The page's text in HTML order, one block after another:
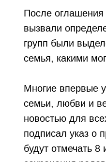
После оглашения
вызвали
групп были
семья, какими
Многие впервые
семьи, любви и
новостью для
подписал указ о
будут отмечать